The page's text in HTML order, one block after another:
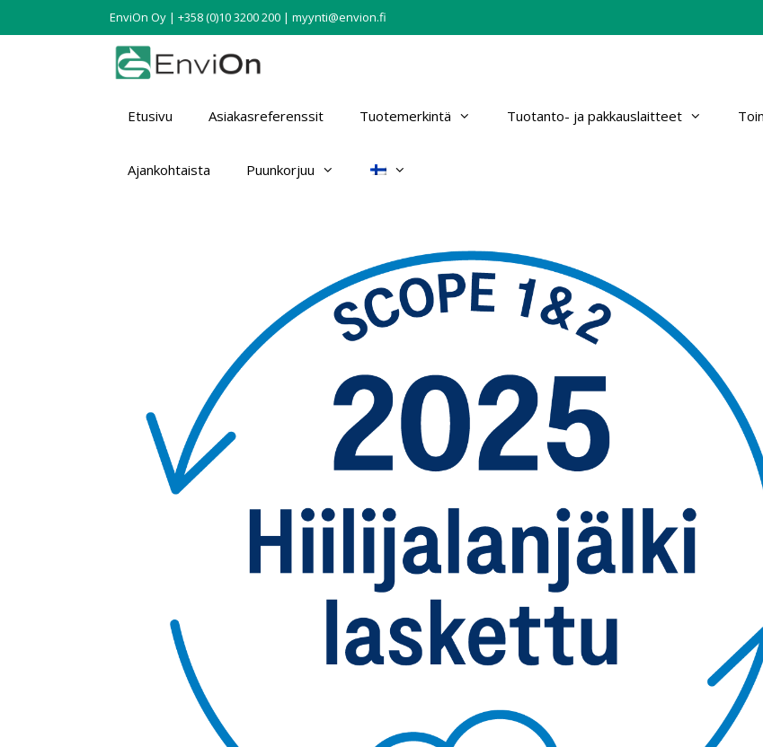
EnviOn Oy | +358 (0)10 3200 200 | myynti@envion.fi
Etusivu Asiakasreferenssit Tuotemerkintä Tuotanto- ja pakkauslaitteet
Ajankohtaista Puunkorjuu